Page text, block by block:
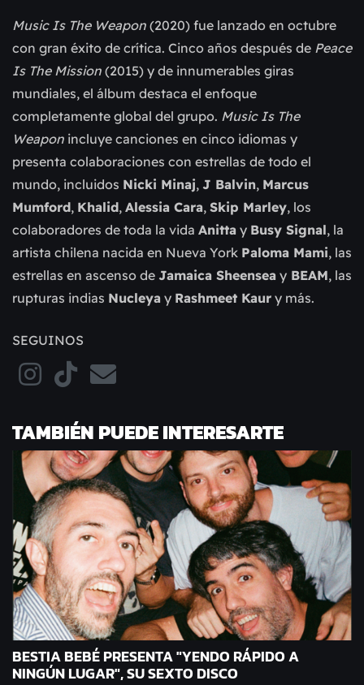
Music Is The Weapon (2020) fue lanzado en octubre
con gran éxito de crítica. Cinco años después de Peace
Is The Mission (2015) y de innumerables giras
mundiales, el álbum destaca el enfoque
completamente global del grupo. Music Is The
Weapon incluye canciones en cinco idiomas y
presenta colaboraciones con estrellas de todo el
mundo, incluidos Nicki Minaj, J Balvin, Marcus
Mumford, Khalid, Alessia Cara, Skip Marley, los
colaboradores de toda la vida Anitta y Busy Signal, la
artista chilena nacida en Nueva York Paloma Mami, las
estrellas en ascenso de Jamaica Sheensea y BEAM, las
rupturas indias Nucleya y Rashmeet Kaur y más.
SEGUINOS
TAMBIÉN PUEDE INTERESARTE
BESTIA BEBÉ PRESENTA "YENDO RÁPIDO A
NINGÚN LUGAR", SU SEXTO DISCO